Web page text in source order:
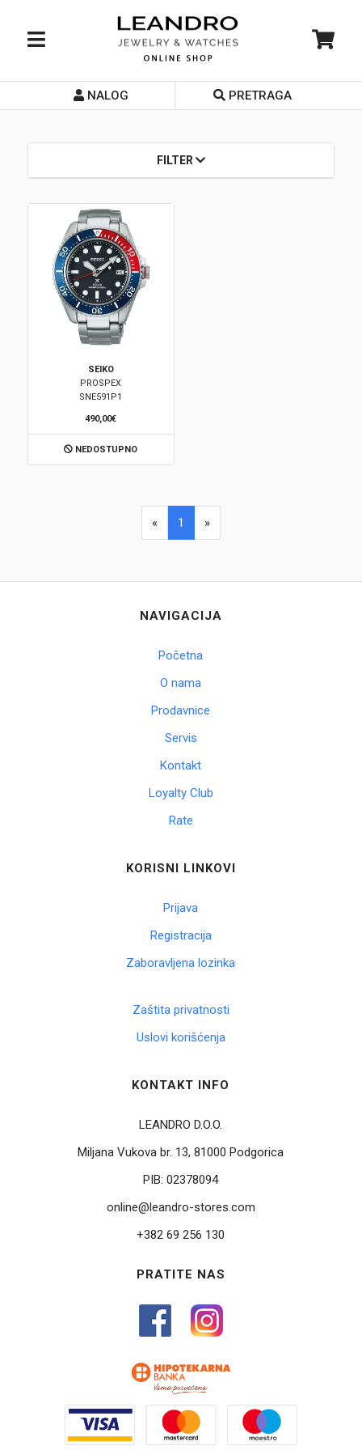
Početna
Prodavnice
Kontakt
Loyalty Club
Brendovi
Swiss🇨🇭
Satovi
Outlet
NALOG PRETRAGA
FILTER
SEIKO
PROSPEX
SNE591P1
490,00€
NEDOSTUPNO
« 1 »
NAVIGACIJA
Početna
O nama
Prodavnice
Servis
Kontakt
Loyalty Club
Rate
KORISNI LINKOVI
Prijava
Registracija
Zaboravljena lozinka
Zaštita privatnosti
Uslovi korišćenja
KONTAKT INFO
LEANDRO D.O.O.
Miljana Vukova br. 13, 81000 Podgorica
PIB:02378094
online@leandro-stores.com
+382 69 256 130
PRATITE NAS